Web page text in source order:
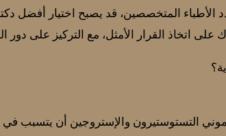
المتخصصين، قد يصبح اختيار أفضل
اتخاذ القرار الأمثل، مع التركيز على دور
التستوستيرون والإستروجين أن يتسبب